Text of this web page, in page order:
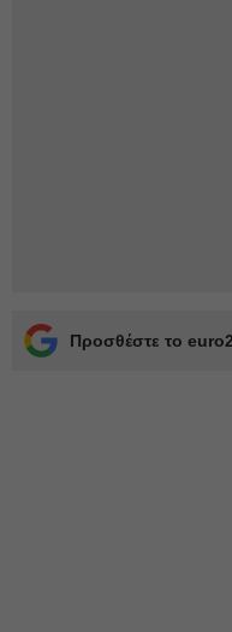
Προσθέστε το